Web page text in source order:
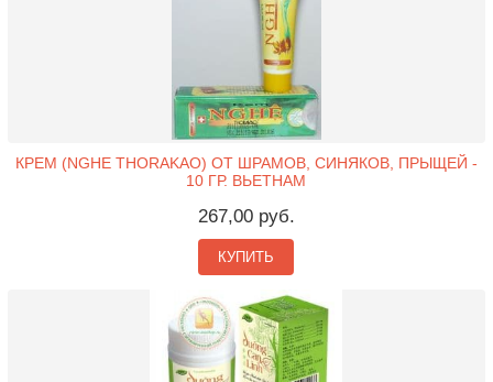
КРЕМ (NGHE THORAKAO) ОТ ШРАМОВ, СИНЯКОВ, ПРЫЩЕЙ -
10 ГР. ВЬЕТНАМ
267,00 руб.
КУПИТЬ